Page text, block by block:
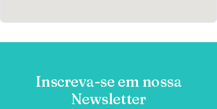
Inscreva-se em nossa
Newsletter